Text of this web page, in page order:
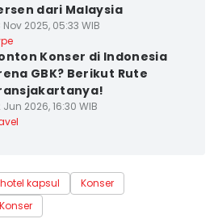
dari Malaysia
Nov 2025, 05:33 WIB
Konser di Indonesia
GBK? Berikut Rute
Jun 2026, 16:30 WIB
hotel kapsul
Konser